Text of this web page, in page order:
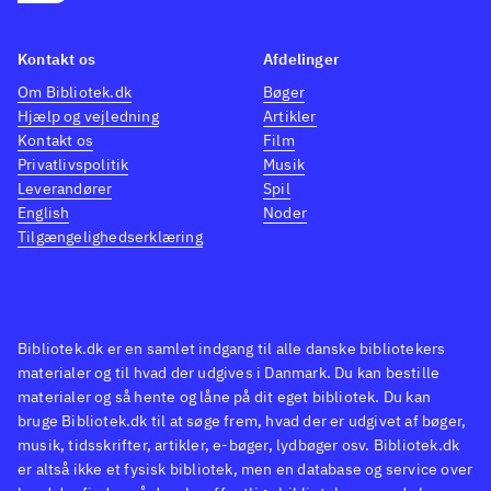
egenskaber som de typiske
Harrys teleport-besværgelse en
sjov tilføjelse, som giver de
sidste kampe mod Voldemort
noget kompleksitet. Kinect-
supporten fra del 1 er undladt i
nærværende spil
I sammenligning med del 1, er
titler, som er bedre på alle
fronter.
Spilserien med Harry Potter
ender med et spil under middel
af kvalitetsskalaen. Der er
at
om
Bibliotek.dk er en samlet indgang til alle danske bibliotekers
materialer og til hvad der udgives i Danmark. Du kan bestille
materialer og så hente og låne på dit eget bibliotek. Du kan
bruge Bibliotek.dk til at søge frem, hvad der er udgivet af bøger,
musik, tidsskrifter, artikler, e-bøger, lydbøger osv. Bibliotek.dk
er altså ikke et fysisk bibliotek, men en database og service over
Kontakt os
Om Bibliotek.dk
Hjælp og vejledning
Kontakt os
Privatlivspolitik
Leverandører
English
Tilgængelighedserklæring
Afdelinger
Bøger
Artikler
Film
Musik
Spil
Noder